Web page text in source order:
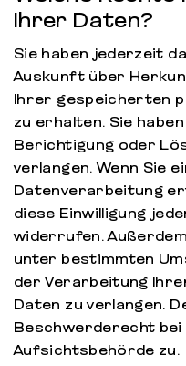
Ihrer Daten?
Sie haben jederzeit
Auskunft über
Ihrer gespeicherten
zu erhalten. Sie
Berichtigung oder
verlangen. Wenn Sie
Datenverarbeitung
diese Einwilligung
widerrufen.
unter bestimmten
der Verarbeitung
Daten zu verlangen.
Beschwerderecht
Aufsichtsbehörde zu.